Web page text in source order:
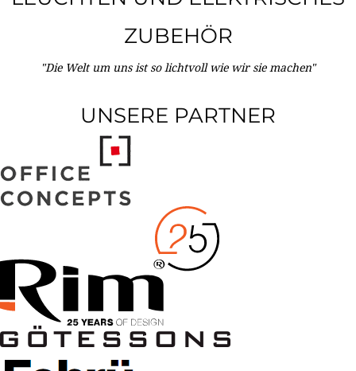
ZUBEHÖR
"Die Welt um uns ist so lichtvoll wie wir sie machen"
UNSERE PARTNER